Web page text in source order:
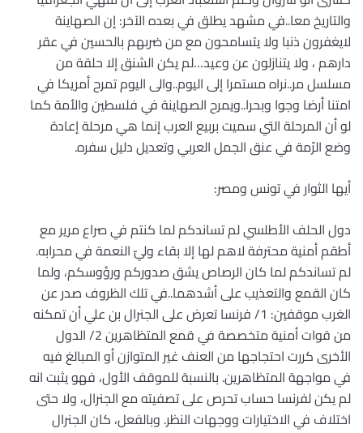
والتاريخ معا..في مشهد يطلق في بعده الآخر: إن الصهاينة
لايغفرون ذنبا ولا يتسامحون مع من ضربهم بالحسين في عقر
دارهم ، ولا يتنازلون عن وعيد…لم يكن الشنق إلا حلقة من
مسلسل مر..نراه مستمرا إلى اليوم..والى اليوم تمرح أمريكا في
امتنا أرضا وجوا وبحرا..ويمرح الصهاينة في فلسطين والأمة كما
لو أن المرحلة التي سميت بربيع العرب إنما هي مرحلة إعادة
وضع الرّمة في عنق الجمل العربي وتعديل دليل سفره.
أيها الثوار في تونس ومصر:
دول الحلف الأطلسي لم تساندكم لما كنتم في صراع مرير مع
أطقم أمنية محترفة لاهم لها إلا بقاء وليّ النعمة في محرابه.
لم تساندكم لما كان الرصاص يشق صدوركم ورؤوسكم، ولما
كان القمع والتعذيب على أشدهما..في تلك الظروف صدر عن
الغرب موقفين: 1/ فرنسا تعرض على الجنرال بن علي أن تمكنه
من قوات أمنية متخصصة في قمع المتظاهرين 2/ الدول
الأخرى كررت احتجاجها من العنف غير المتوازن أو المبالغ فيه
في مواجهة المتظاهرين. بالنسبة للموقف الأول، فهو يثبت انه
لم يكن لفرنسا حساب تحرص على تصفيته مع الجنرال، ولا حتى
اختلاف في الاختيارات ووجهات النظر. وبالفعل، كان الجنرال